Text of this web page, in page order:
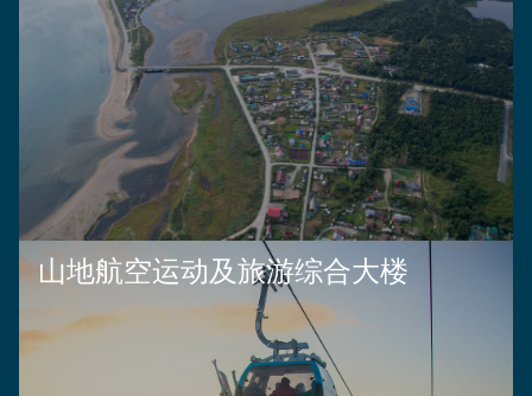
山地航空运动及旅游综合大楼